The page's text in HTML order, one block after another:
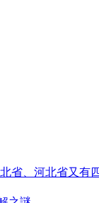
省、河北省又有